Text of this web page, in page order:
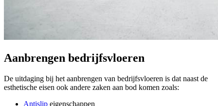
Aanbrengen bedrijfsvloeren
De uitdaging bij het aanbrengen van bedrijfsvloeren is dat naast de
esthetische eisen ook andere zaken aan bod komen zoals:
Antislip eigenschappen